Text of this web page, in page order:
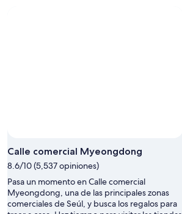
Calle comercial Myeongdong
8.6/10 (5,537 opiniones)
Pasa un momento en Calle comercial
Myeongdong, una de las principales zonas
comerciales de Seúl, y busca los regalos para